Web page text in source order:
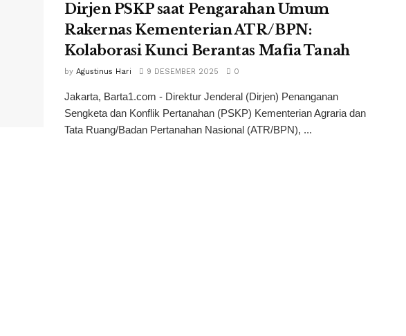
Dirjen PSKP saat Pengarahan Umum
Rakernas Kementerian ATR/BPN:
Kolaborasi Kunci Berantas Mafia Tanah
by Agustinus Hari 9 DESEMBER 2025 0
Jakarta, Barta1.com - Direktur Jenderal (Dirjen) Penanganan
Sengketa dan Konflik Pertanahan (PSKP) Kementerian Agraria dan
Tata Ruang/Badan Pertanahan Nasional (ATR/BPN), ...